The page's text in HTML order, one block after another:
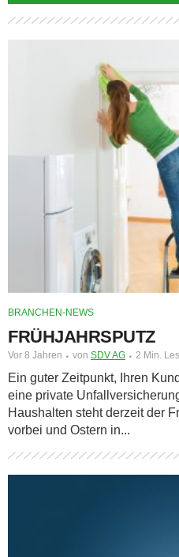
BRANCHEN-NEWS
FRÜHJAHRSPUTZ
Vor 8 Jahren von SDV AG 2 Min.
Ein guter Zeitpunkt, Ihren
eine private
Haushalten steht derzeit der
vorbei und Ostern in...